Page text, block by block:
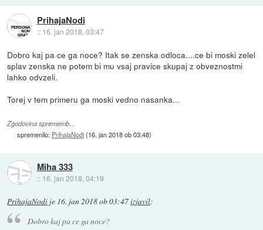
PrihajaNodi
:: 16. jan 2018, 03:47
Dobro kaj pa ce ga noce? Itak se zenska odloca....ce bi moski zelel
splav zenska ne potem bi mu vsaj pravice skupaj z obveznostmi
lahko odvzeli.
Torej v tem primeru ga moski vedno nasanka...
Zgodovina sprememb…
spremenilo: PrihajaNodi(16. jan 2018 ob 03:48)
Miha 333
:: 16. jan 2018, 04:19
PrihajaNodi je 16. jan 2018 ob 03:47izjavil:
Dobro kaj pa ce ga noce?